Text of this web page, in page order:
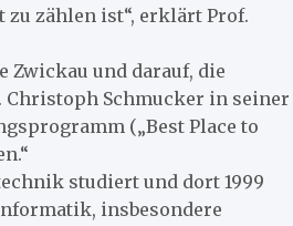
zählen ist“, erklärt Prof.
Zwickau und darauf, die
Christoph Schmucker in seiner
(„Best Place to
studiert und dort 1999
insbesondere